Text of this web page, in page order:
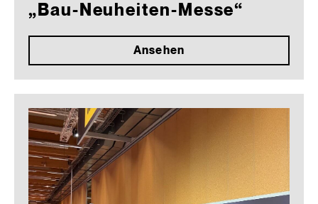
„Bau-Neuheiten-Messe“
Ansehen